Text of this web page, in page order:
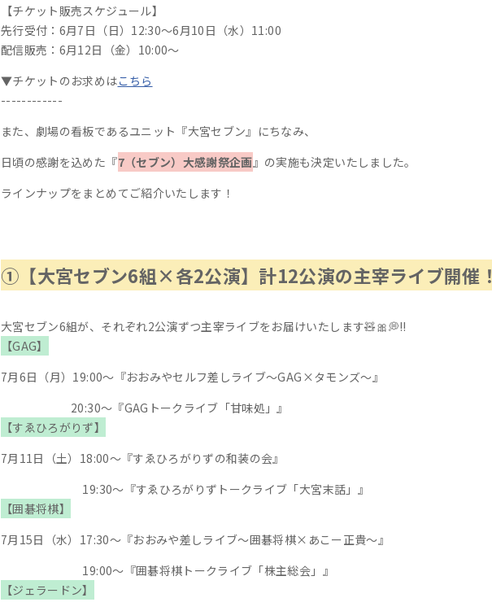
【チケット販売スケジュール】
先行受付：6月7日（日）12:30～6月10日（水）11:00
配信販売：6月12日（金）10:00～
▼チケットのお求めはこちら
------------
また、劇場の看板であるユニット『大宮セブン』にちなみ、
日頃の感謝を込めた『7（セブン）大感謝祭企画 』の実施も決定いたしました。
ラインナップをまとめてご紹介いたします！
①【大宮セブン6組×各2公演】計12公演の主宰ライブ開催！
大宮セブン6組が、それぞれ2公演ずつ主宰ライブをお届けいたします🧸🎀💭‼️
【GAG】
7月6日（月）19:00～『おおみやセルフ差しライブ〜GAG×タモンズ〜』
20:30～『GAGトークライブ「甘味処」』
【すゑひろがりず】
7月11日（土）18:00～『すゑひろがりずの和装の会』
19:30～『すゑひろがりずトークライブ「大宮末話」』
【囲碁将棋】
7月15日（水）17:30～『おおみや差しライブ～囲碁将棋×あこー正貴～』
19:00～『囲碁将棋トークライブ「株主総会」』
【ジェラードン】